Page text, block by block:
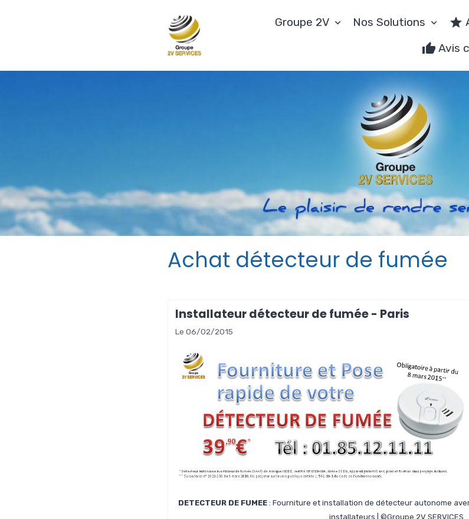
Groupe 2V Nos Solutions
Avis
Achat détecteur de fumée
Installateur détecteur de fumée - Paris
Le 06/02/2015
DETECTEUR DE FUMEE: Fourniture et installation de détecteur autonome
installateurs | ©Groupe 2V SERVICES